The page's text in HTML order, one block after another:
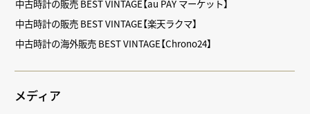
中古時計の販売 BEST VINTAGE【au PAY マーケット】
中古時計の販売 BEST VINTAGE【楽天ラクマ】
中古時計の海外販売 BEST VINTAGE【Chrono24】
メディア